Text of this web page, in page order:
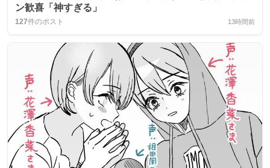
ン歓喜「神すぎる」
127件のポスト 13時間前